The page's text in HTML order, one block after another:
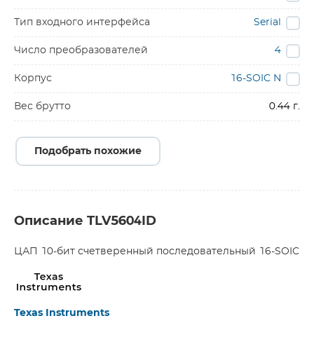
Тип входного интерфейса Serial
Число преобразователей 4
Корпус 16-SOIC N
Вес брутто 0.44 г.
Подобрать похожие
Описание TLV5604ID
ЦАП 10-бит счетверенный последовательный 16-SOIC
Texas Instruments